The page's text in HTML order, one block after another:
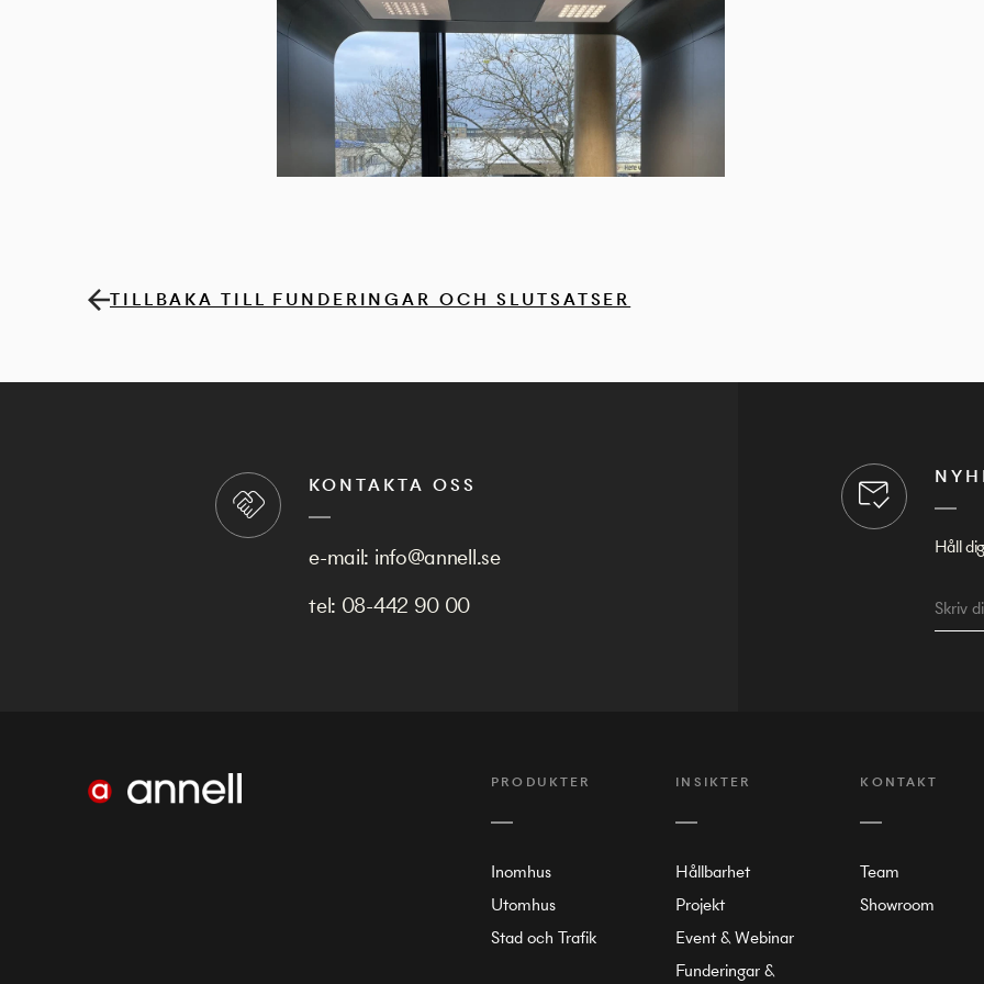
TILLBAKA TILL FUNDERINGAR OCH SLUTSATSER
KONTAKTA OSS
e-mail: info@annell.se
tel: 08-442 90 00
Håll
PRODUKTER
Inomhus
Utomhus
Stad och Trafik
INSIKTER
Hållbarhet
Projekt
Event & Webinar
Funderingar &
KONTAKT
Team
Showroom